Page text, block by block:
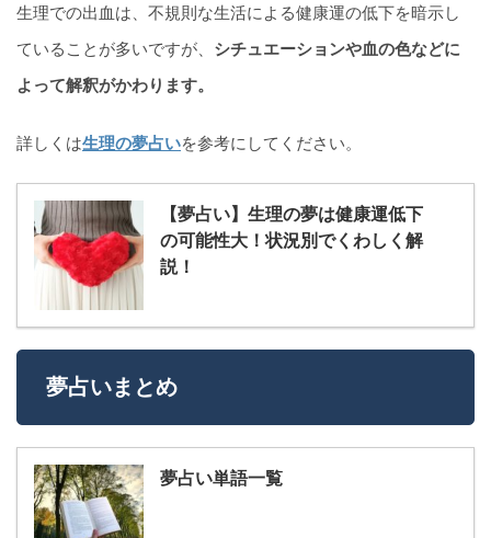
生理での出血は、不規則な生活による健康運の低下を暗示し
ていることが多いですが、 シチュエーションや血の色などに
よって解釈がかわります。
詳しくは生理の夢占いを参考にしてください。
【夢占い】生理の夢は健康運低下
の可能性大！状況別でくわしく解
説！
夢占いまとめ
夢占い単語一覧